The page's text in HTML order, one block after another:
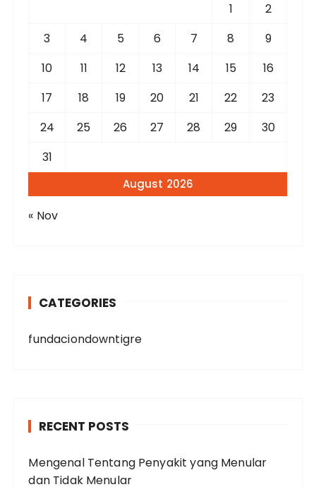
August 2026
1
2
3
4 5 6 7 8
9
10
11 12 13 14 15
16
17
18 19 20 21 22
23
24
25 26 27 28 29
30
31
« Nov
CATEGORIES
fundaciondowntigre
RECENT POSTS
Mengenal Tentang Penyakit yang Menular
dan Tidak Menular